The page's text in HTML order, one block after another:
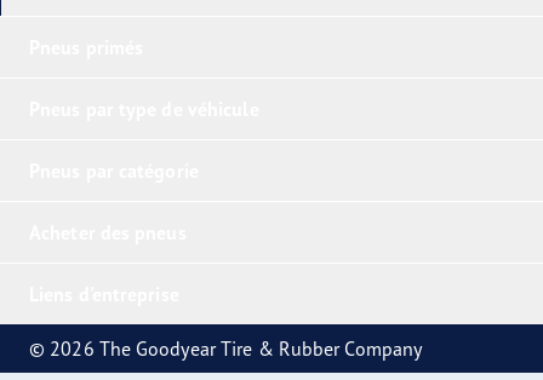
© 2026 The Goodyear Tire & Rubber Company